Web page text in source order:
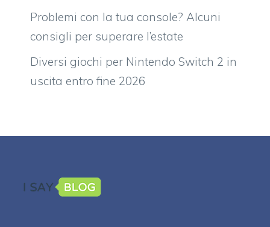
Problemi con la tua console? Alcuni
consigli per superare l’estate
Diversi giochi per Nintendo Switch 2 in
uscita entro fine 2026